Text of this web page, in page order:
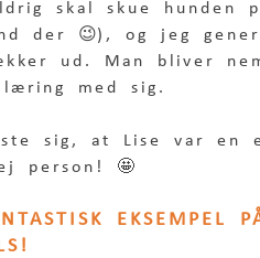
skal skue
der 😉), og jeg
ud. Man bliver
læring med sig.
sig, at Lise var en
person! 🤩
EKSEMPEL